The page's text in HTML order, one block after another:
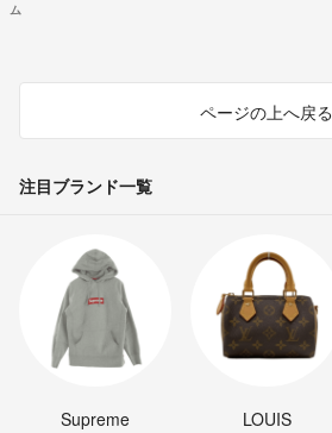
ム
ページの上へ戻る
注目ブランド一覧
Supreme
LOUIS